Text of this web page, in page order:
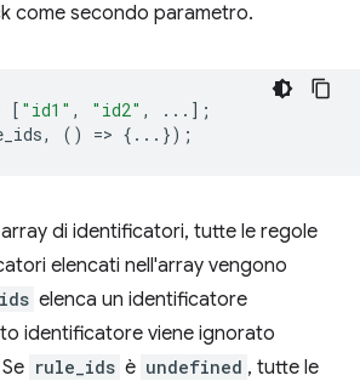
come secondo parametro.
[ "id1" , "id2" ,
...];
, () => {...});
di identificatori, tutte le regole
elencati nell'array vengono
elenca un identificatore
identificatore viene ignorato
rule_ids è undefined , tutte le